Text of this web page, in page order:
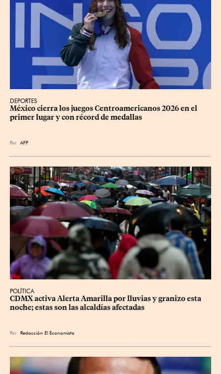
DEPORTES
México cierra los juegos Centroamericanos 2026 en el
primer lugar y con récord de medallas
Por AFP
POLÍTICA
CDMX activa Alerta Amarilla por lluvias y granizo esta
noche; estas son las alcaldías afectadas
Por Redacción El Economista